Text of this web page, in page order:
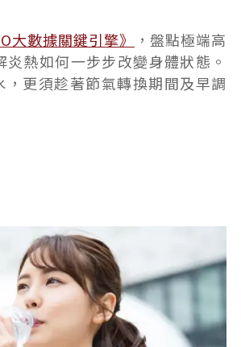
大數據關鍵引擎》
，盤點極端高
熱如何一步步改變身體狀態。
更須趁著節氣轉換期間及早調